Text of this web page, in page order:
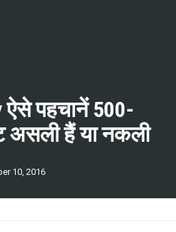
ऐसे पहचानें 500-
असली हैं या नकली
10, 2016